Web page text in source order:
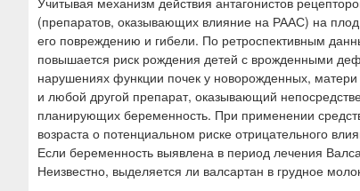
(препаратов, оказывающих влияние на РААС) на
его повреждению и гибели. По ретроспективным
повышается риск рождения детей с врожденными
нарушениях функции почек у новорожденных,
и любой другой препарат, оказывающий
планирующих беременность. При применении
возраста о потенциальном риске отрицательного
Если беременность выявлена в период лечения
Неизвестно, выделяется ли валсартан в грудное